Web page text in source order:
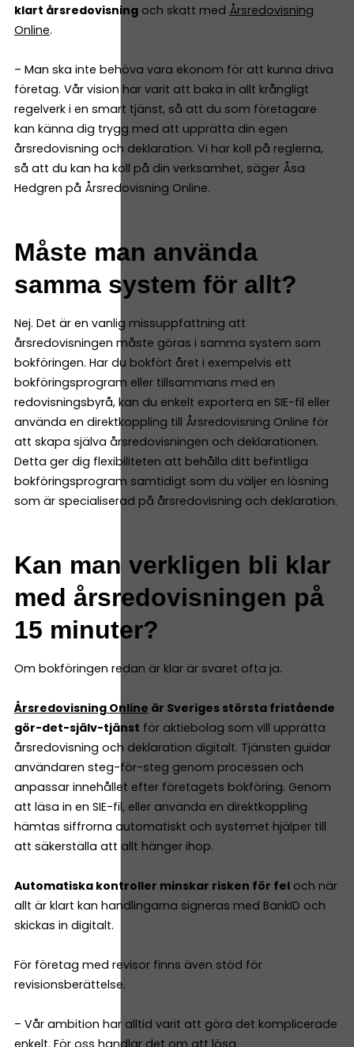
klart årsredovisning och skatt med Årsredovisning
Online.
– Man ska inte behöva vara ekonom för att kunna driva
företag. Vår vision har varit att baka in allt krångligt
regelverk i en smart tjänst, så att du som företagare
kan känna dig trygg med att upprätta din egen
årsredovisning och deklaration. Vi har koll på reglerna,
så att du kan ha koll på din verksamhet, säger Åsa
Hedgren på Årsredovisning Online.
Måste man använda
samma system för allt?
Nej. Det är en vanlig missuppfattning att
årsredovisningen måste göras i samma system som
bokföringen. Har du bokfört året i exempelvis ett
bokföringsprogram eller tillsammans med en
redovisningsbyrå, kan du enkelt exportera en SIE-fil eller
använda en direktkoppling till Årsredovisning Online för
att skapa själva årsredovisningen och deklarationen.
Detta ger dig flexibiliteten att behålla ditt befintliga
bokföringsprogram samtidigt som du väljer en lösning
som är specialiserad på årsredovisning och deklaration.
Kan man verkligen bli klar
med årsredovisningen på
15 minuter?
Om bokföringen redan är klar är svaret ofta ja.
Årsredovisning Online är Sveriges största fristående
gör-det-själv-tjänst för aktiebolag som vill upprätta
årsredovisning och deklaration digitalt. Tjänsten guidar
användaren steg-för-steg genom processen och
anpassar innehållet efter företagets bokföring. Genom
att läsa in en SIE-fil, eller använda en direktkoppling
hämtas siffrorna automatiskt och systemet hjälper till
att säkerställa att allt hänger ihop.
Automatiska kontroller minskar risken för fel och när
allt är klart kan handlingarna signeras med BankID och
skickas in digitalt.
För företag med revisor finns även stöd för
revisionsberättelse.
– Vår ambition har alltid varit att göra det komplicerade